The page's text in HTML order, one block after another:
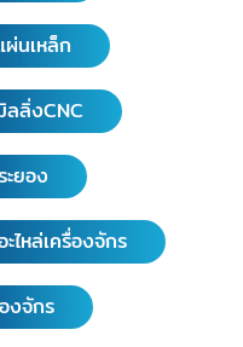
ผ่นเหล็ก
ลลิ่งCNC
ยอง
หล่เครื่องจักร
งจักร